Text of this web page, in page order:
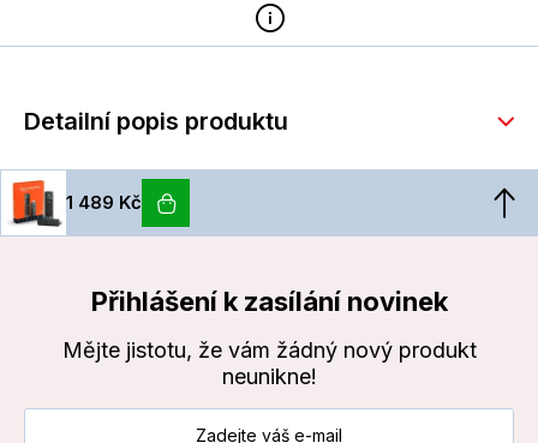
Detailní popis produktu
1 489 Kč
Přihlášení k zasílání novinek
Mějte jistotu, že vám žádný nový produkt
neunikne!